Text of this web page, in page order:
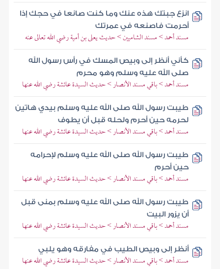
انزع جبتك هذه عنك وما كنت صانعا في حجك إذا
أحرمت فاصنعه في عمرتك
مسند أحمد > مسند الشاميين > حديث يعلى بن أمية رضي الله تعالى عنه
كأني أنظر إلى وبيص المسك في رأس رسول الله
صلى الله عليه وسلم وهو محرم
مسند أحمد > باقي مسند الأنصار > حديث السيدة عائشة رضي الله عنها
طيبت رسول الله صلى الله عليه وسلم بيدي هاتين
لحرمه حين أحرم ولحله قبل أن يطوف
مسند أحمد > باقي مسند الأنصار > حديث السيدة عائشة رضي الله عنها
طيبت رسول الله صلى الله عليه وسلم لإحرامه
حين أحرم
مسند أحمد > باقي مسند الأنصار > حديث السيدة عائشة رضي الله عنها
طيبت رسول الله صلى الله عليه وسلم بمنى قبل
أن يزور البيت
مسند أحمد > باقي مسند الأنصار > حديث السيدة عائشة رضي الله عنها
أنظر إلى وبيص الطيب في مفارقه وهو يلبي
مسند أحمد > باقي مسند الأنصار > حديث السيدة عائشة رضي الله عنها